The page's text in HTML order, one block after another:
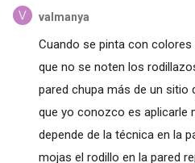
valmanya
Cuando se pinta con
que no se noten los
pared chupa más de un sitio
que yo conozco es aplicarle
depende de la técnica en la
mojas el rodillo en la pared